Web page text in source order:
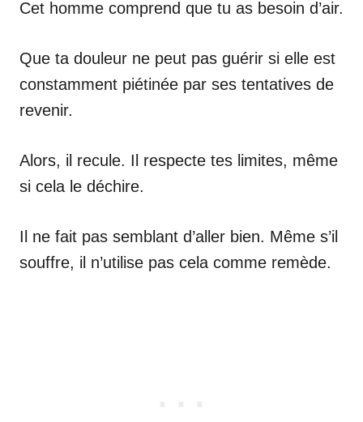
Cet homme comprend que tu as besoin d’air.
Que ta douleur ne peut pas guérir si elle est
constamment piétinée par ses tentatives de
revenir.
Alors, il recule. Il respecte tes limites, même
si cela le déchire.
Il ne fait pas semblant d’aller bien. Même s’il
souffre, il n’utilise pas cela comme remède.